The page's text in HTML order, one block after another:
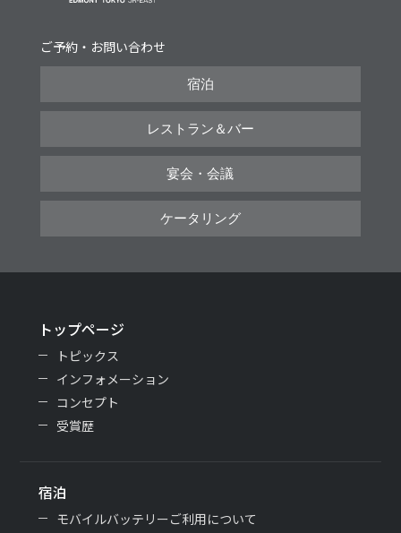
ご予約・お問い合わせ
宿泊
レストラン＆バー
宴会・会議
ケータリング
トップページ
トピックス
インフォメーション
コンセプト
受賞歴
宿泊
モバイルバッテリーご利用について